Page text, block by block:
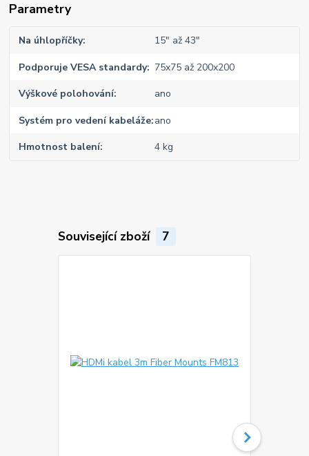
Parametry
Na úhlopříčky 15" až 43"
Podporuje VESA standardy 75x75 až 200x200
Výškové polohování ano
Systém pro vedení kabeláže ano
Hmotnost balení 4 kg
Související zboží 7